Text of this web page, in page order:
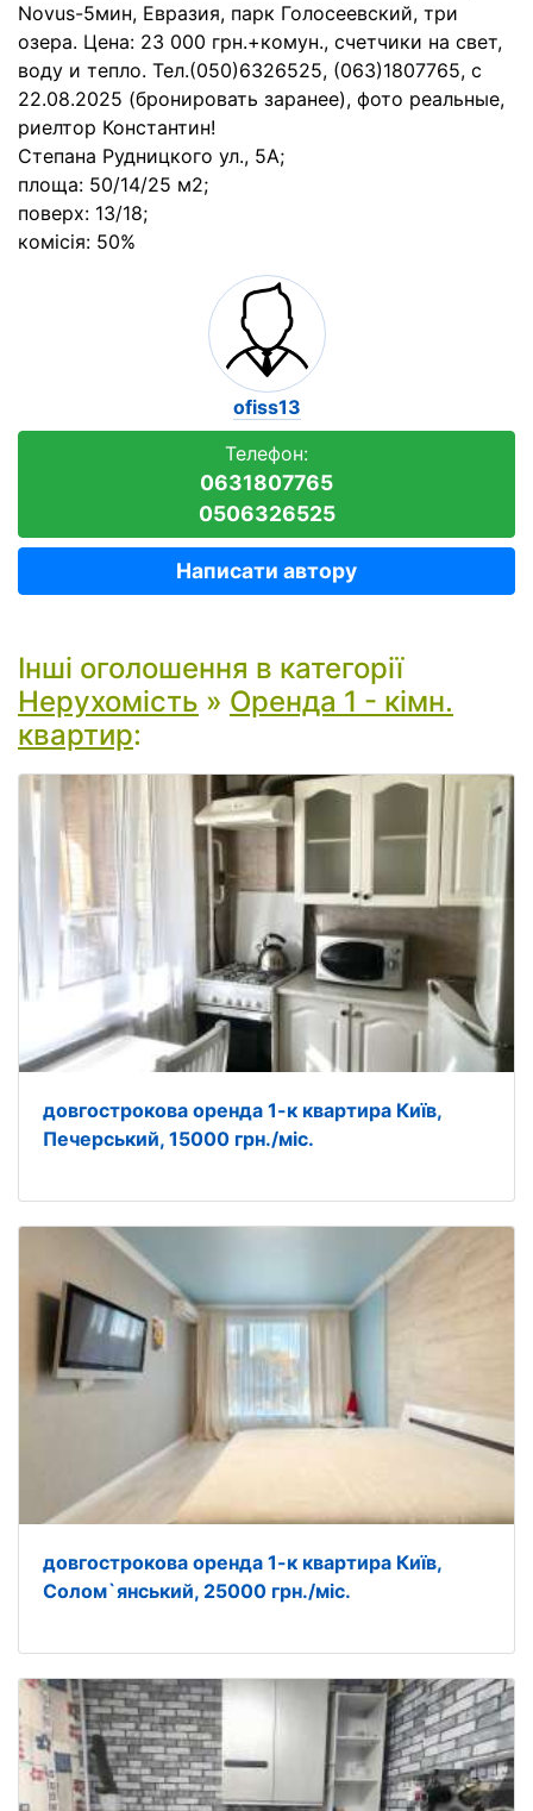
Novus-5мин, Евразия, парк Голосеевский, три
озера. Цена: 23 000 грн.+комун., счетчики на свет,
воду и тепло. Тел.(050)6326525, (063)1807765, с
22.08.2025 (бронировать заранее), фото реальные,
риелтор Константин!
Степана Рудницкого ул., 5А;
площа: 50/14/25 м2;
поверх: 13/18;
комісія: 50%
ofiss13
Телефон:
0631807765
0506326525
Написати автору
Інші оголошення в категорії
Нерухомість » Оренда 1 - кімн.
квартир:
довгострокова оренда 1-к квартира Київ,
Печерський, 15000 грн./міс.
довгострокова оренда 1-к квартира Київ,
Солом`янський, 25000 грн./міс.